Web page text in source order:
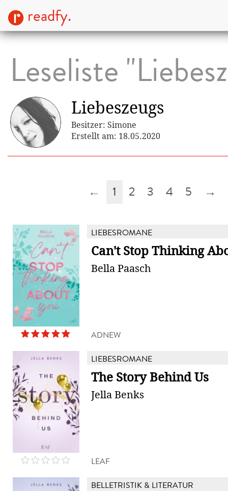
readfy.
Leseliste
Liebeszeugs
Besitzer: Simone
Erstellt am: 18.05.2020
← 1 2 3 4 5 →
LIEBESROMANE
Can't Stop Thinking
Bella Paasch
ADNEW
LIEBESROMANE
The Story Behind Us
Jella Benks
LEAF
BELLETRISTIK & LITERATUR